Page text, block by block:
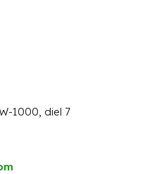
1000, diel 7